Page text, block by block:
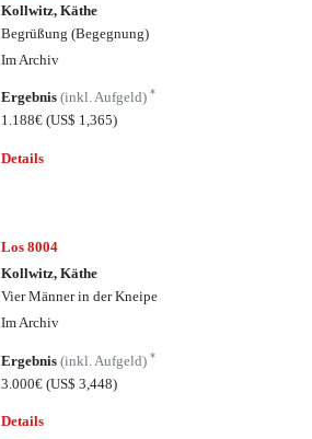
Kollwitz, Käthe
Begrüßung (Begegnung)
Im Archiv
Ergebnis(inkl. Aufgeld)*
1.188€(US$ 1,365)
Details
Los 8004
Kollwitz, Käthe
Vier Männer in der Kneipe
Im Archiv
Ergebnis(inkl. Aufgeld)*
3.000€(US$ 3,448)
Details